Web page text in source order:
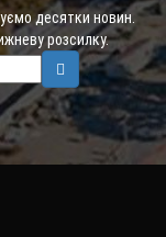
десятки новин.
розсилку.